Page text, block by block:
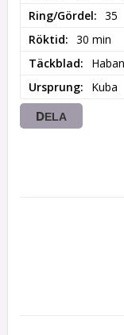
Ring/Gördel
35
Röktid
30 min
Täckblad
Ursprung
Kuba
DELA